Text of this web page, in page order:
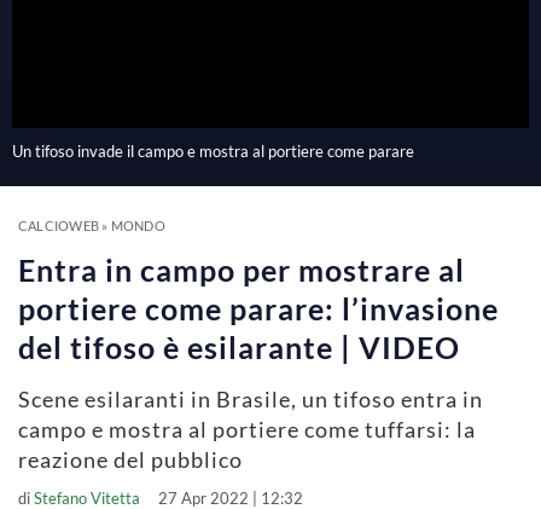
a
V
i
Un tifoso invade il campo e mostra al portiere come parare
CALCIOWEB» MONDO
Entra in campo per mostrare al
portiere come parare: l’invasione
del tifoso è esilarante | VIDEO
Scene esilaranti in Brasile, un tifoso entra in
campo e mostra al portiere come tuffarsi: la
reazione del pubblico
diStefano Vitetta 27 Apr 2022 | 12:32